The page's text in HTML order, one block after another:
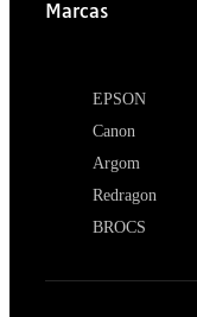
Marcas
EPSON
Canon
Argom
Redragon
BROCS